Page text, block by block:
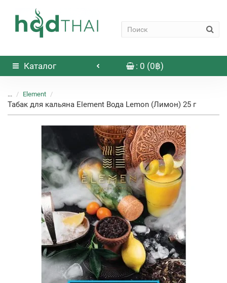
Каталог : 0 (0฿)
... Element
Табак для кальяна Element Вода Lemon (Лимон) 25 г